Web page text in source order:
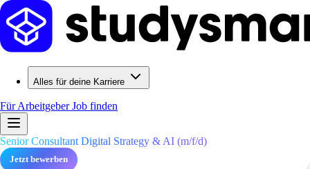
Alles für deine Karriere
Für ArbeitgeberJob finden
Senior Consultant Digital Strategy & AI (m/f/d)
Jetzt bewerben